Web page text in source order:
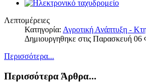
Λεπτομέρειες
Κατηγορία: Αγροτική Ανάπτυξη -
Δημιουργηθηκε στις Παρασκευή
Περισσότερα...
Περισσότερα Άρθρα...